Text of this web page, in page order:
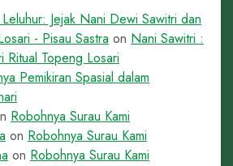
Jejak Nani Dewi Sawitri dan
- Pisau Sastra on Nani Sawitri :
Ritual Topeng Losari
Pemikiran Spasial dalam
Robohnya Surau Kami
on Robohnya Surau Kami
on Robohnya Surau Kami